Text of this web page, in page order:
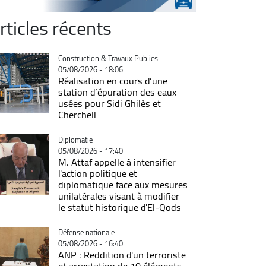
récents
Catégorie
Construction & Travaux Publics
05/08/2026 - 18:06
Réalisation en cours d’une
station d’épuration des eaux
usées pour Sidi Ghilès et
Cherchell
Catégorie
Diplomatie
05/08/2026 - 17:40
M. Attaf appelle à intensifier
l'action politique et
diplomatique face aux mesures
unilatérales visant à modifier
le statut historique d'El-Qods
Catégorie
Défense nationale
05/08/2026 - 16:40
ANP : Reddition d'un terroriste